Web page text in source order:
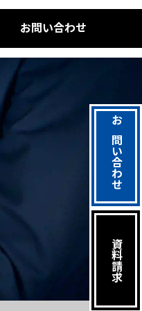
お問い合わせ
お問い合わせ
資料請求